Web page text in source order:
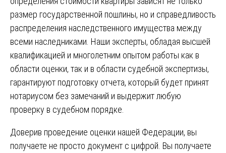
размер государственной пошлины, но и справедливость
распределения наследственного имущества между
всеми наследниками. Наши эксперты, обладая высшей
квалификацией и многолетним опытом работы как в
области оценки, так и в области судебной экспертизы,
гарантируют подготовку отчета, который будет принят
нотариусом без замечаний и выдержит любую
проверку в судебном порядке.
Доверив проведение оценки нашей Федерации, вы
получаете не просто документ с цифрой. Вы получаете